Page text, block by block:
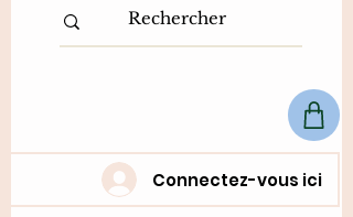
Connectez-vous ici